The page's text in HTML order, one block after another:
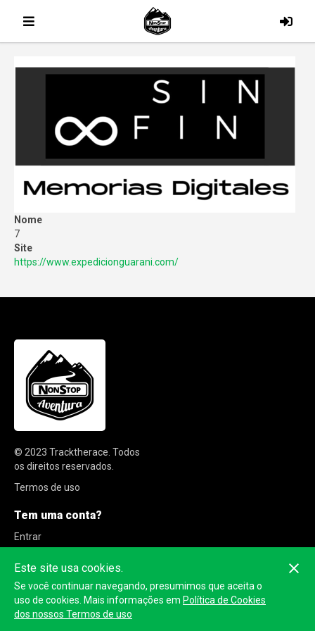
Nome
7
Site
https://www.expedicionguarani.com/
© 2023 Tracktherace Todos
os direitos reservados.
Termos de uso
Tem uma conta?
Entrar
Este site usa cookies.
Se você continuar navegando, presumimos que aceita o
uso de cookies. Mais informações em Política de Cookies
dos nossos Termos de uso